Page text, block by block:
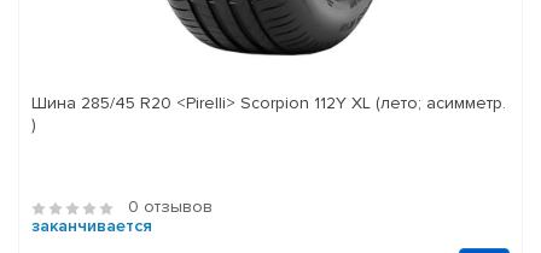
Шина 285/45 R20 <Pirelli> Scorpion 112Y XL (лето; асимметр.
)
0 отзывов
заканчивается